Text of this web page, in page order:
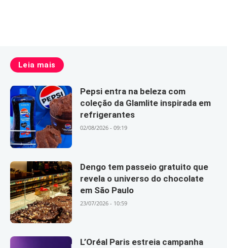
Leia mais
Pepsi entra na beleza com
coleção da Glamlite inspirada em
refrigerantes
02/08/2026 - 09:19
Dengo tem passeio gratuito que
revela o universo do chocolate
em São Paulo
23/07/2026 - 10:59
L’Oréal Paris estreia campanha